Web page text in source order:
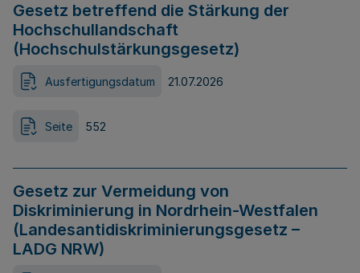
Gesetz betreffend die Stärkung der
Hochschullandschaft
(Hochschulstärkungsgesetz)
Ausfertigungsdatum 21.07.2026
Seite 552
Gesetz zur Vermeidung von
Diskriminierung in Nordrhein-Westfalen
(Landesantidiskriminierungsgesetz –
LADG NRW)